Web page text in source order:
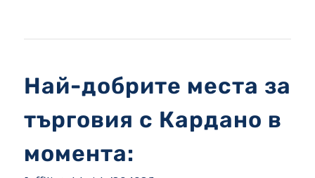
Най-добрите места за
търговия с Кардано в
момента: